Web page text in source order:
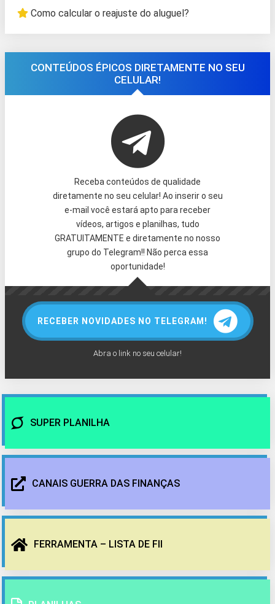
Como calcular o reajuste do aluguel?
CONTEÚDOS ÉPICOS DIRETAMENTE NO SEU
CELULAR!
Receba conteúdos de qualidade
diretamente no seu celular! Ao inserir o seu
e-mail você estará apto para receber
vídeos, artigos e planilhas, tudo
GRATUITAMENTE e diretamente no nosso
grupo do Telegram!! Não perca essa
oportunidade!
RECEBER NOVIDADES NO TELEGRAM!
Abra o link no seu celular!
SUPER PLANILHA
CANAIS GUERRA DAS FINANÇAS
FERRAMENTA – LISTA DE FII